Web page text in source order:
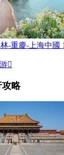
-重慶-上海中國

攻略